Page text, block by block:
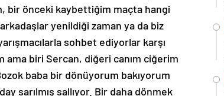
bir önceki kaybettiğim maçta hangi
yenildiği zaman ya da biz
sohbet ediyorlar karşı
ama biri Sercan, diğeri canım ciğerim
baba bir dönüyorum bakıyorum
sarılmış sallıyor. Bir daha dönmek